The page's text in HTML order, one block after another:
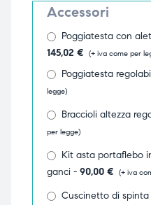
Accessori
Poggiatesta con
145,02 € (+ iva come per
Poggiatesta
legge)
Braccioli altezza
per legge)
Kit asta portaflebo
ganci - 90,00 € (+ iva
Cuscinetto di